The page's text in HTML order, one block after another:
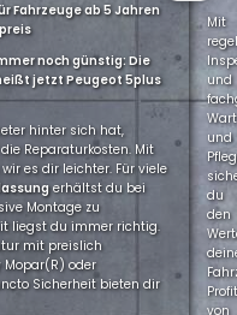
Fahrzeuge ab 5 Jahren
noch günstig: Die
jetzt Peugeot 5plus
hinter sich hat,
Reparaturkosten. Mit
es dir leichter. Für viele
erhältst du bei
Montage zu
liegst du immer richtig.
mit preislich
Mopar(R) oder
Sicherheit bieten dir
Mit
und
und
du
den
von